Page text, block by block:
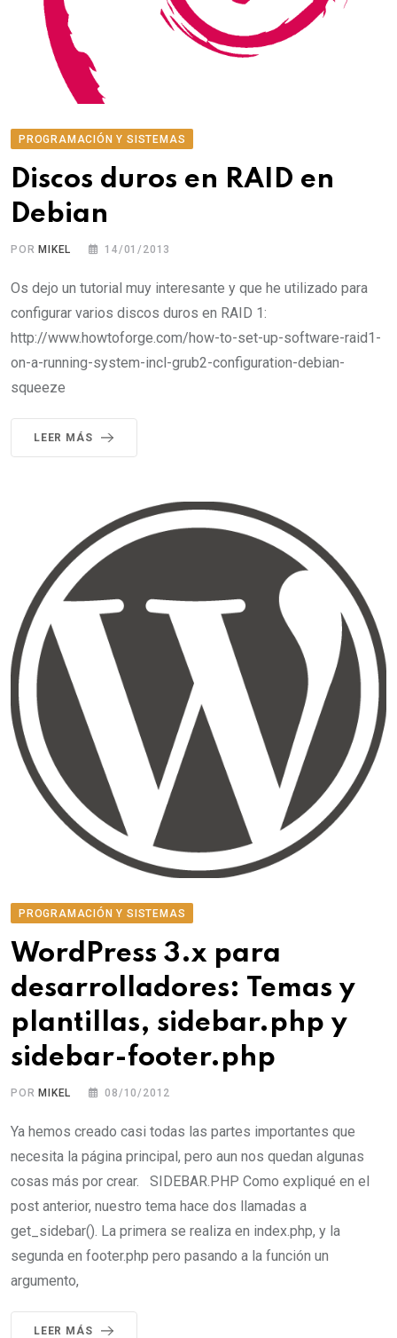
PROGRAMACIÓN Y SISTEMAS
Discos duros en RAID en
Debian
PORMIKEL 14/01/2013
Os dejo un tutorial muy interesante y que he utilizado para
configurar varios discos duros en RAID 1:
http://www.howtoforge.com/how-to-set-up-software-raid1-
on-a-running-system-incl-grub2-configuration-debian-
squeeze
LEER MÁS
PROGRAMACIÓN Y SISTEMAS
WordPress 3.x para
desarrolladores: Temas y
plantillas, sidebar.php y
sidebar-footer.php
PORMIKEL 08/10/2012
Ya hemos creado casi todas las partes importantes que
necesita la página principal, pero aun nos quedan algunas
cosas más por crear. SIDEBAR.PHP Como expliqué en el
post anterior, nuestro tema hace dos llamadas a
get_sidebar(). La primera se realiza en index.php, y la
segunda en footer.php pero pasando a la función un
argumento,
LEER MÁS